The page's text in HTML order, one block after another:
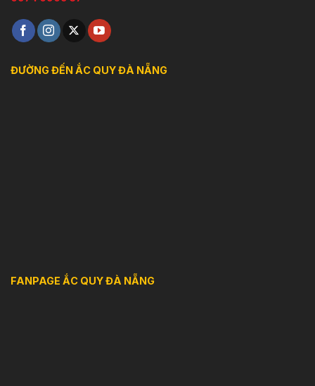
ĐƯỜNG ĐẾN ẮC QUY ĐÀ NẴNG
FANPAGE ẮC QUY ĐÀ NẴNG